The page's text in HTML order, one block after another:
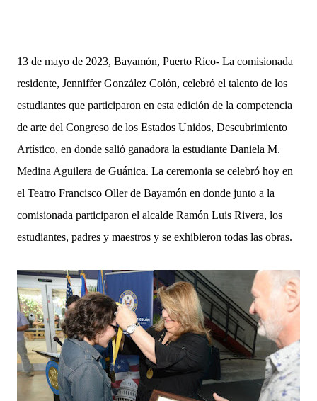
13 de mayo de 2023, Bayamón, Puerto Rico- La comisionada
residente, Jenniffer González Colón, celebró el talento de los
estudiantes que participaron en esta edición de la competencia
de arte del Congreso de los Estados Unidos, Descubrimiento
Artístico, en donde salió ganadora la estudiante Daniela M.
Medina Aguilera de Guánica. La ceremonia se celebró hoy en
el Teatro Francisco Oller de Bayamón en donde junto a la
comisionada participaron el alcalde Ramón Luis Rivera, los
estudiantes, padres y maestros y se exhibieron todas las obras.